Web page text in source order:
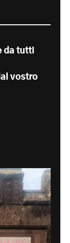
da tutti
vostro